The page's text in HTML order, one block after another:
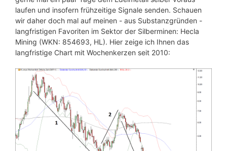
laufen und insofern frühzeitige Signale senden. Schauen
wir daher doch mal auf meinen - aus Substanzgründen -
langfristigen Favoriten im Sektor der Silberminen: Hecla
Mining (WKN: 854693, HL). Hier zeige ich Ihnen das
langfristige Chart mit Wochenkerzen seit 2010: